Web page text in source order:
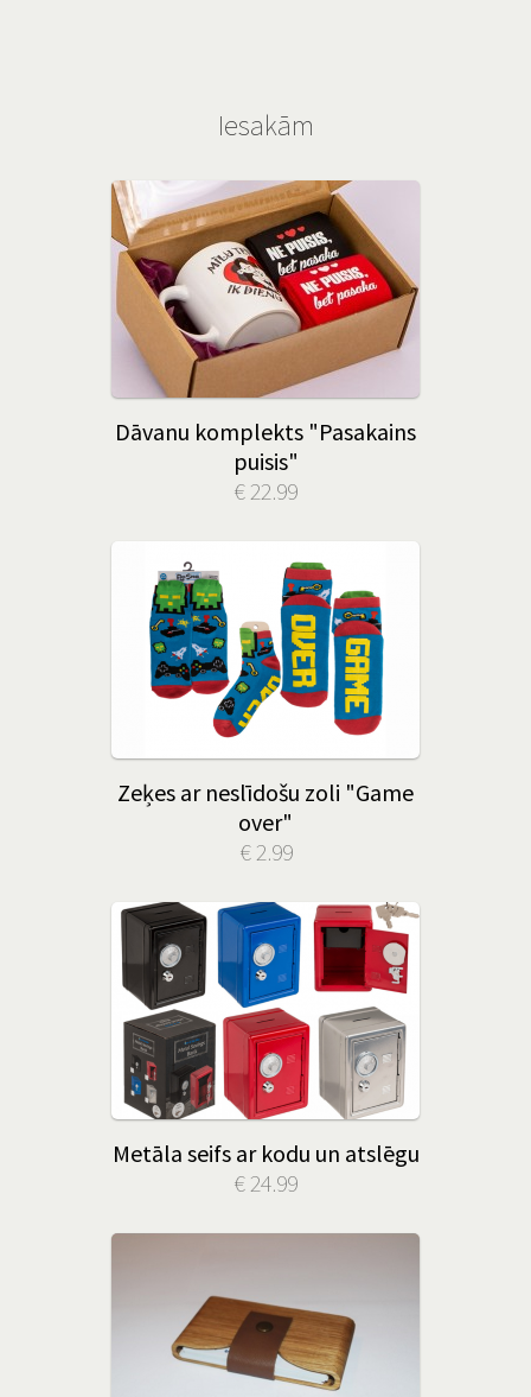
Iesakām
Dāvanu komplekts "Pasakains
puisis"
€ 22.99
Zeķes ar neslīdošu zoli "Game
over"
€ 2.99
Metāla seifs ar kodu un atslēgu
€ 24.99